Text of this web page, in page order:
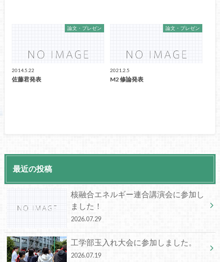
論文・プレゼン
2014.5.22
佐藤君発表
論文・プレゼン
2021.2.5
M2 修論発表
最近の投稿
核融合エネルギー連合講演会に参加し
ました！
2026.07.29
工学部玉入れ大会に参加しました。
2026.07.19